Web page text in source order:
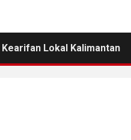
Kearifan Lokal Kalimantan